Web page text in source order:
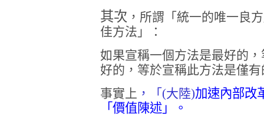
其次 ， 所謂「統一的唯一良
佳方法」：
如果宣稱一個方法是最好的
好的，等於宣稱此方法是僅
事實上 ，「(大陸)加速內部改
「價值陳述」。